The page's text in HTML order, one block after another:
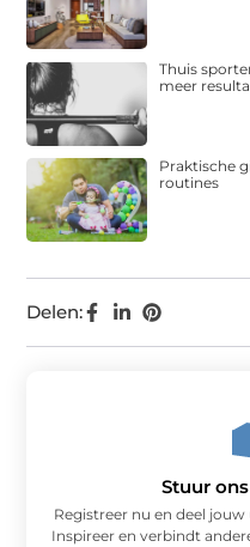
Delen:
Thuis
meer
Praktische
routines
Stuur
Registreer nu en deel
Inspireer en verbindt